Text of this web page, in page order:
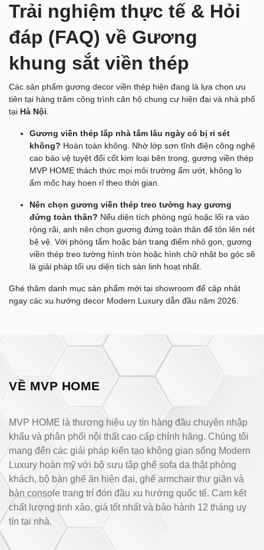
Trải nghiệm thực tế & Hỏi
đáp (FAQ) về Gương
khung sắt viền thép
Các sản phẩm gương decor viền thép hiện đang là lựa chọn ưu
tiên tại hàng trăm công trình căn hộ chung cư hiện đại và nhà phố
tại Hà Nội
Gương viền thép lắp nhà tắm lâu ngày có bị rỉ sét
không? Hoàn toàn không. Nhờ lớp sơn tĩnh điện công nghệ
cao bảo vệ tuyệt đối cốt kim loại bên trong, gương viền thép
MVP HOME thách thức mọi môi trường ẩm ướt, không lo
ẩm mốc hay hoen rỉ theo thời gian.
Nên chọn gương viền thép treo tường hay gương
đứng toàn thân? Nếu diện tích phòng ngủ hoặc lối ra vào
rộng rãi, anh nên chọn gương đứng toàn thân để tôn lên nét
bệ vệ. Với phòng tắm hoặc bàn trang điểm nhỏ gọn, gương
viền thép treo tường hình tròn hoặc hình chữ nhật bo góc sẽ
là giải pháp tối ưu diện tích sàn linh hoạt nhất.
Ghé thăm danh mục sản phẩm mới tại showroom để cập nhật
ngay các xu hướng decor Modern Luxury dẫn đầu năm 2026.
VỀ MVP HOME
MVP HOME là thương hiệu uy tín hàng đầu chuyên nhập
khẩu và phân phối nội thất cao cấp chính hãng. Chúng tôi
mang đến các giải pháp kiến tạo không gian sống Modern
Luxury hoàn mỹ với bộ sưu tập ghế sofa da thật phòng
khách, bộ bàn ghế ăn hiện đại, ghế armchair thư giãn và
bàn console trang trí đón đầu xu hướng quốc tế. Cam kết
chất lượng tinh xảo, giá tốt nhất và bảo hành 12 tháng uy
tín tại nhà.